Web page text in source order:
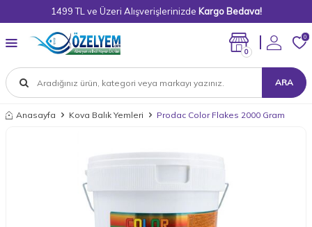
1499 TL ve Üzeri Alışverişlerinizde Kargo Bedava!
ARA
0
0
Anasayfa Kova Balık Yemleri Prodac Color Flakes 2000 Gram